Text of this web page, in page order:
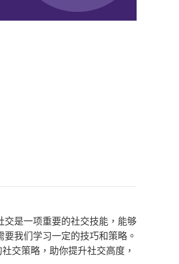
是一项重要的社交技能，能够
我们学习一定的技巧和策略。
交策略，助你提升社交高度，